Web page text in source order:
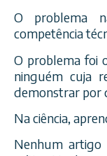
O problema
competência
O problema foi
ninguém cuja
demonstrar por
Na ciência,
Nenhum artigo